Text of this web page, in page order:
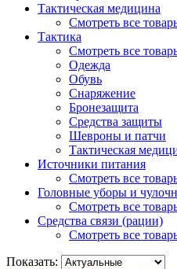
Тактическая медицина
Смотреть все
Тактика
Смотреть все
Одежда
Обувь
Снаряжение
Бронезащита
Средства защиты
Шевроны и патчи
Тактическая
Источники питания
Смотреть все
Головные уборы и
Смотреть все
Средства связи (рации)
Смотреть все
Показать: